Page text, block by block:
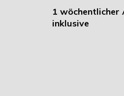
1 wöchentlicher
inklusive